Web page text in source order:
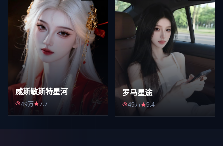
威斯敏斯特星河
49万 7.7
罗马星途
49万 9.4